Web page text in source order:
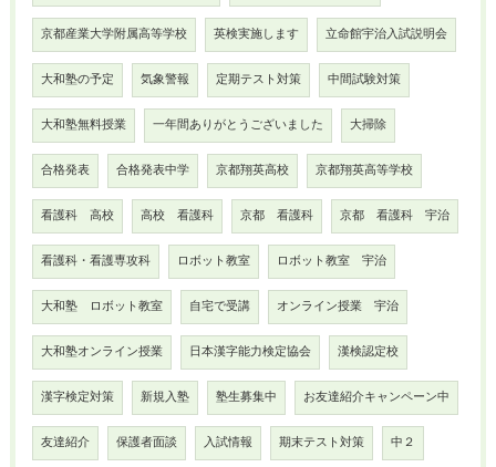
京都産業大学附属高等学校 英検実施します 立命館宇治入試説明会
大和塾の予定 気象警報 定期テスト対策 中間試験対策
大和塾無料授業 一年間ありがとうございました 大掃除
合格発表 合格発表中学 京都翔英高校 京都翔英高等学校
看護科 高校 高校 看護科 京都 看護科 京都 看護科 宇治
看護科・看護専攻科 ロボット教室 ロボット教室 宇治
大和塾 ロボット教室 自宅で受講 オンライン授業 宇治
大和塾オンライン授業 日本漢字能力検定協会 漢検認定校
漢字検定対策 新規入塾 塾生募集中 お友達紹介キャンペーン中
友達紹介 保護者面談 入試情報 期末テスト対策 中２